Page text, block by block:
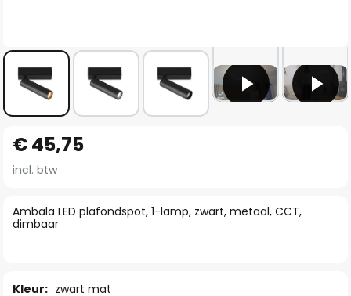
naar
het
van
de
Ambala LED plafondspot, 1-lamp, zwart, metaal, CCT,
dimbaar
€ 45,75
incl. btw
Kleur: zwart mat